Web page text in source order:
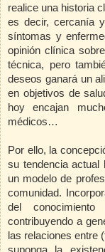
realice una historia
es decir, cercanía
síntomas y
opinión clínica
técnica, pero
deseos ganará un
en objetivos de
hoy encajan
médicos…
Por ello, la
su tendencia actual
un modelo de
comunidad.
del
contribuyendo a
las relaciones entre